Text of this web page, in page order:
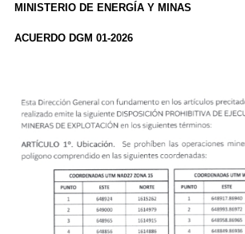
MINISTERIO DE ENERGÍA Y MINAS
ACUERDO DGM 01-2026